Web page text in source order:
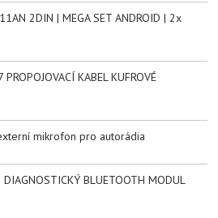
2DIN | MEGA SET ANDROID | 2x
KABEL KUFROVÉ
mikrofon pro autorádia
BLUETOOTH MODUL